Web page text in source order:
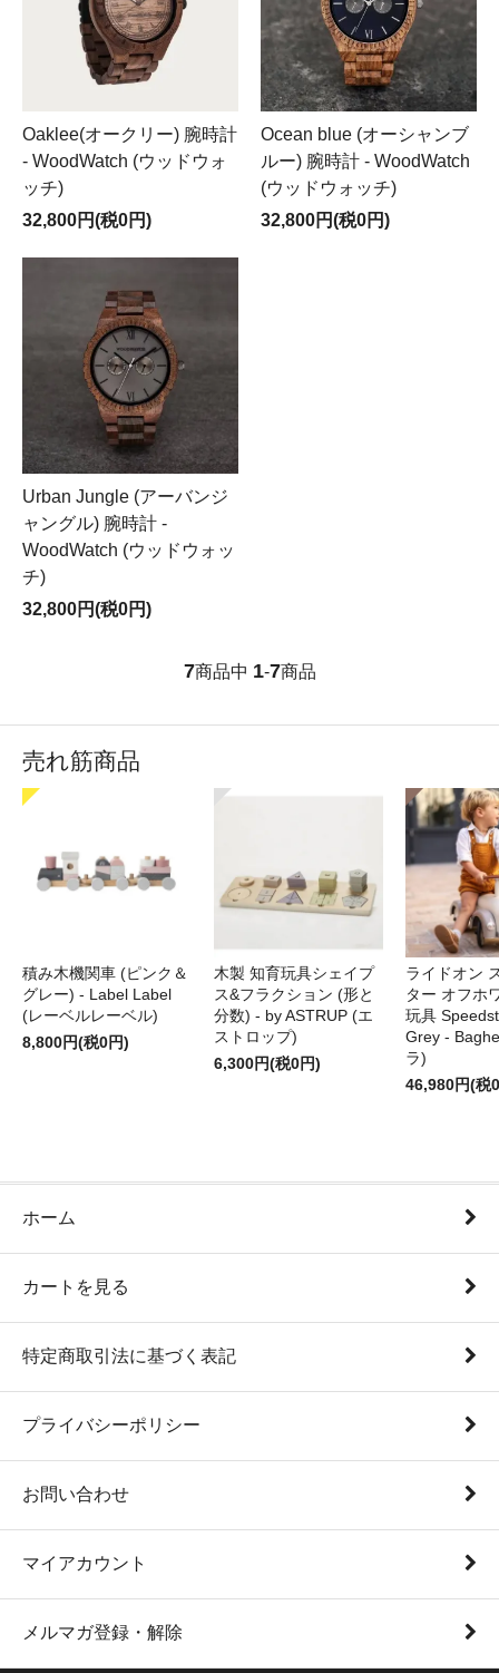
Oaklee(オークリー) 腕時計
- WoodWatch (ウッドウォ
ッチ)
32,800円(税0円)
Ocean blue (オーシャンブ
ルー) 腕時計 - WoodWatch
(ウッドウォッチ)
32,800円(税0円)
Urban Jungle (アーバンジ
ャングル) 腕時計 -
WoodWatch (ウッドウォッ
チ)
32,800円(税0円)
7商品中 1-7商品
売れ筋商品
積み木機関車 (ピンク＆
グレー) - Label Label
(レーベルレーベル)
8,800円(税0円)
木製 知育玩具シェイプ
ス&フラクション (形と
分数) - by ASTRUP (エ
ストロップ)
6,300円(税0円)
ライドオン
ター オフホ
玩具
Grey -
ラ)
46,980円(税
ホーム
カートを見る
特定商取引法に基づく表記
プライバシーポリシー
お問い合わせ
マイアカウント
メルマガ登録・解除